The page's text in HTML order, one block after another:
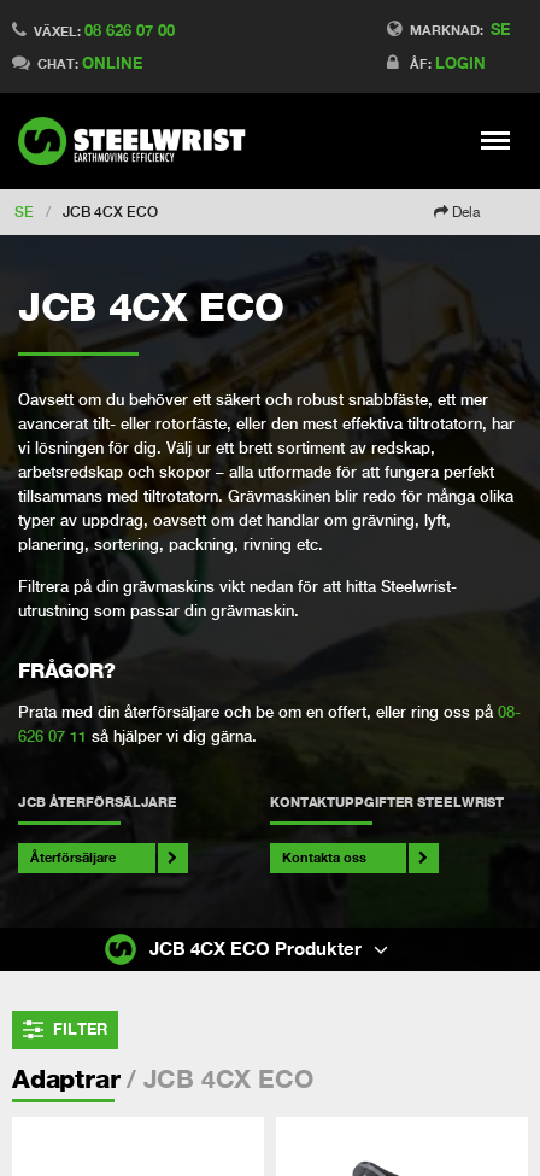
MARKNAD: SE
ÅF: LOGIN
VÄXEL: 08 626 07 00
CHAT: ONLINE
Meny
Switch to Finland
Switch to Denmark
Switch to China
Switch to Australia
Change market
SE / JCB 4CX ECO Dela
JCB 4CX ECO
Oavsett om du behöver ett säkert och robust snabbfäste, ett mer
avancerat tilt- eller rotorfäste, eller den mest effektiva tiltrotatorn, har
vi lösningen för dig. Välj ur ett brett sortiment av redskap,
arbetsredskap och skopor – alla utformade för att fungera perfekt
tillsammans med tiltrotatorn. Grävmaskinen blir redo för många olika
typer av uppdrag, oavsett om det handlar om grävning, lyft,
planering, sortering, packning, rivning etc.
Filtrera på din grävmaskins vikt nedan för att hitta Steelwrist-
utrustning som passar din grävmaskin.
FRÅGOR?
Prata med din återförsäljare och be om en offert, eller ring oss på 08-
626 07 11 så hjälper vi dig gärna.
JCB ÅTERFÖRSÄLJARE
Återförsäljare
KONTAKTUPPGIFTER STEELWRIST
Kontakta oss
FILTER
Adaptrar/ JCB 4CX ECO
JCB 4CX ECO Produkter